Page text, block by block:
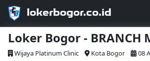
lokerbogor.co.id
Loker Bogor - BRANCH
Wijaya Platinum Clinic Kota Bogor 08